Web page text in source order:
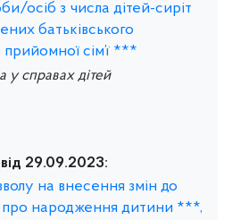
осіб з числа дітей-сиріт
батьківського
сім’ї ***
у справах дітей
29.09.2023:
на внесення змін до
про народження дитини ***,